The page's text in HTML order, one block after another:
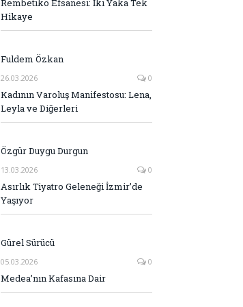
Rembetiko Efsanesi: İki Yaka Tek
Hikaye
Fuldem Özkan
26.03.2026 0
Kadının Varoluş Manifestosu: Lena,
Leyla ve Diğerleri
Özgür Duygu Durgun
13.03.2026 0
Asırlık Tiyatro Geleneği İzmir’de
Yaşıyor
Gürel Sürücü
05.03.2026 0
Medea’nın Kafasına Dair